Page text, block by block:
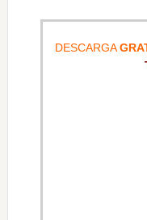
DESCARGA